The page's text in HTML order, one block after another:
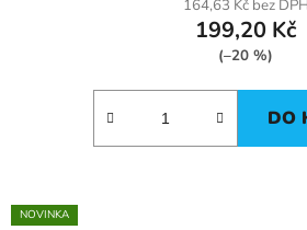
164,63 Kč bez DPH
199,20 Kč
(–20 %)
DO
NOVINKA